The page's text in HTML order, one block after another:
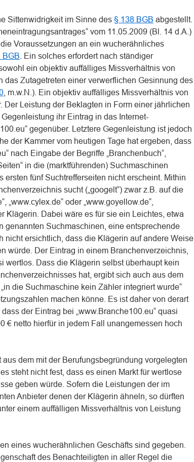
Sittenwidrigkeit im Sinne des § 138 BGB abgestellt.
vom 11.05.2009 (Bl. 14 d.A.)
Voraussetzungen an ein wucherähnliches
BGB . Ein solches erfordert nach ständiger
ein objektiv auffälliges Missverhältnis von
das Zutagetreten einer verwerflichen Gesinnung des
, m.w.N.). Ein objektiv auffälliges Missverhältnis von
Der Leistung der Beklagten in Form einer jährlichen
ihr Eintrag in das Internet-
gegenüber. Letztere Gegenleistung ist jedoch
der Kammer vom heutigen Tage hat ergeben, dass
nach Eingabe der Begriffe „Branchenbuch“,
in die (marktführenden) Suchmaschinen
ersten fünf Suchtrefferseiten nicht erscheint. Mithin
sucht („googelt“) zwar z.B. auf die
„www.cylex.de“ oder „www.goyellow.de“,
Klägerin. Dabei wäre es für sie ein Leichtes, etwa
genannten Suchmaschinen, eine entsprechende
nicht ersichtlich, dass die Klägerin auf andere Weise
würde. Der Eintrag in einem Branchenverzeichnis,
wertlos. Dass die Klägerin selbst überhaupt kein
hat, ergibt sich auch aus dem
die Suchmaschine kein Zähler integriert wurde“
machen könne. Es ist daher von derart
der Eintrag bei „www.Branche100.eu“ quasi
€ netto hierfür in jedem Fall unangemessen hoch
dem mit der Berufungsbegründung vorgelegten
steht nicht fest, dass es einen Markt für wertlose
geben würde. Sofern die Leistungen der im
Anbieter denen der Klägerin ähneln, so dürften
einem auffälligen Missverhältnis von Leistung
eines wucherähnlichen Geschäfts sind gegeben.
des Benachteiligten in aller Regel die